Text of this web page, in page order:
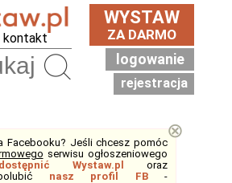
kontakt
WYSTAW
ZA DARMO
logowanie
rejestracja
Facebooku? Jeśli chcesz pomóc
serwisu ogłoszeniowego
Wystaw.pl
oraz
polubić
nasz profil FB-
⊗